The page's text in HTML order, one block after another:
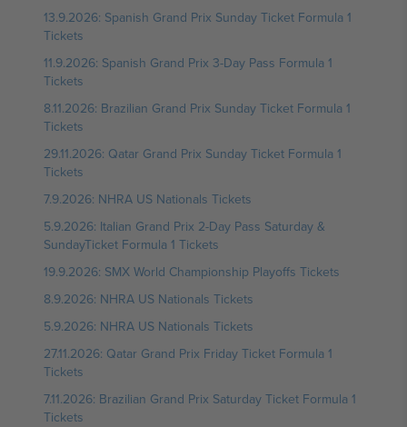
13.9.2026: Spanish Grand Prix Sunday Ticket Formula 1
Tickets
11.9.2026: Spanish Grand Prix 3-Day Pass Formula 1
Tickets
8.11.2026: Brazilian Grand Prix Sunday Ticket Formula 1
Tickets
29.11.2026: Qatar Grand Prix Sunday Ticket Formula 1
Tickets
7.9.2026: NHRA US Nationals Tickets
5.9.2026: Italian Grand Prix 2-Day Pass Saturday &
SundayTicket Formula 1 Tickets
19.9.2026: SMX World Championship Playoffs Tickets
8.9.2026: NHRA US Nationals Tickets
5.9.2026: NHRA US Nationals Tickets
27.11.2026: Qatar Grand Prix Friday Ticket Formula 1
Tickets
7.11.2026: Brazilian Grand Prix Saturday Ticket Formula 1
Tickets